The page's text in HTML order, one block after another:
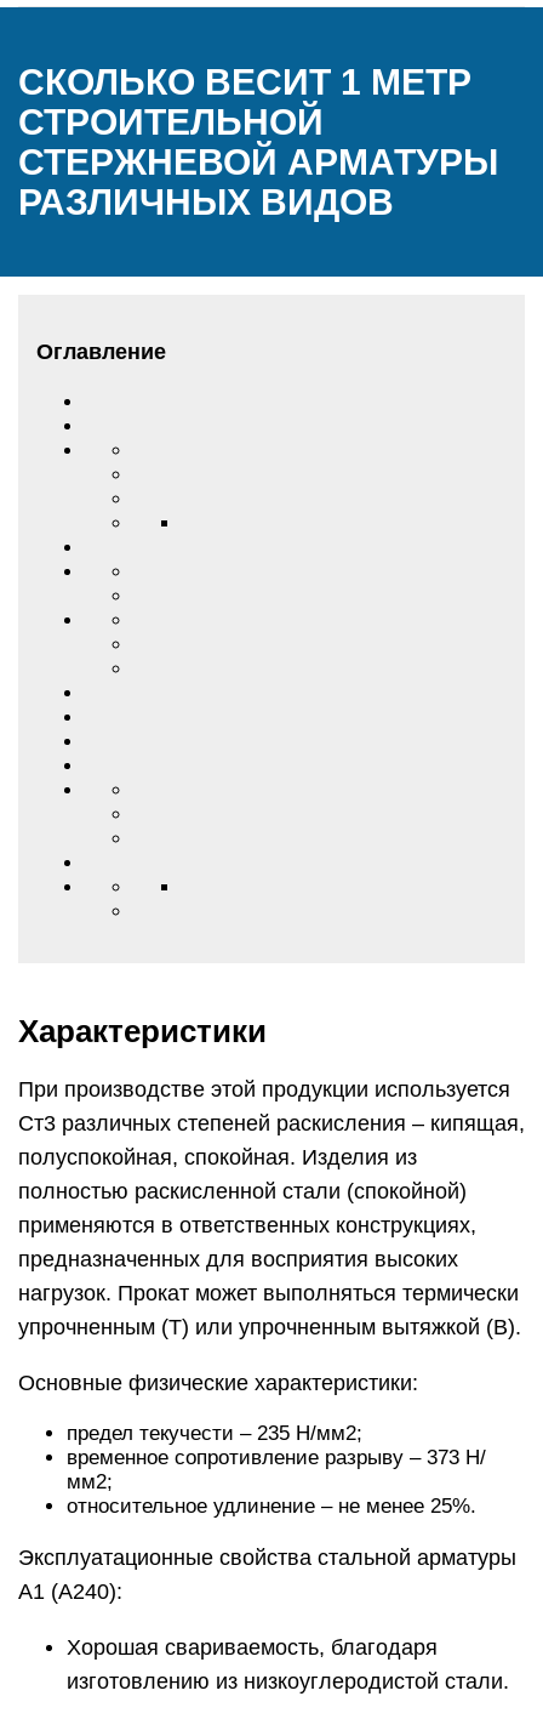
СКОЛЬКО ВЕСИТ 1 МЕТР
СТРОИТЕЛЬНОЙ
СТЕРЖНЕВОЙ АРМАТУРЫ
РАЗЛИЧНЫХ ВИДОВ
Оглавление
Характеристики
При производстве этой продукции используется
Ст3 различных степеней раскисления – кипящая,
полуспокойная, спокойная. Изделия из
полностью раскисленной стали (спокойной)
применяются в ответственных конструкциях,
предназначенных для восприятия высоких
нагрузок. Прокат может выполняться термически
упрочненным (Т) или упрочненным вытяжкой (В).
Основные физические характеристики:
предел текучести – 235 Н/мм2;
временное сопротивление разрыву – 373 Н/
мм2;
относительное удлинение – не менее 25%.
Эксплуатационные свойства стальной арматуры
А1 (А240):
Хорошая свариваемость, благодаря
изготовлению из низкоуглеродистой стали.